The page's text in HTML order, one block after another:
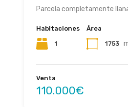
Parcela completamente
Habitaciones
1
Área
1753
Venta
110.000€